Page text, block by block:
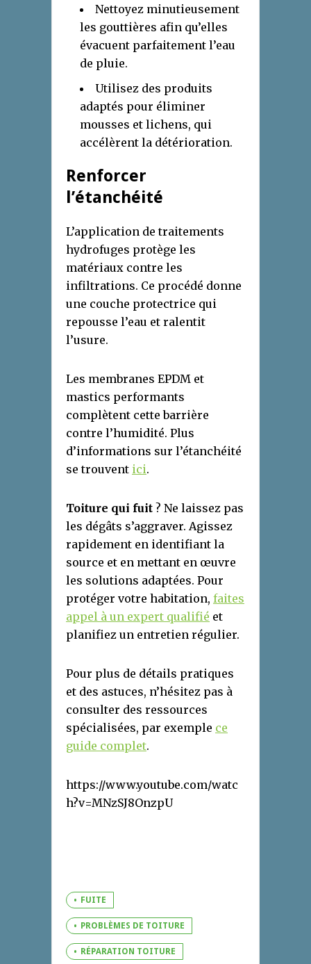
Nettoyez minutieusement
les gouttières afin qu’elles
évacuent parfaitement l’eau
de pluie.
Utilisez des produits
adaptés pour éliminer
mousses et lichens, qui
accélèrent la détérioration.
Renforcer
l’étanchéité
L’application de traitements
hydrofuges protège les
matériaux contre les
infiltrations. Ce procédé donne
une couche protectrice qui
repousse l’eau et ralentit
l’usure.
Les membranes EPDM et
mastics performants
complètent cette barrière
contre l’humidité. Plus
d’informations sur l’étanchéité
se trouvent ici.
Toiture qui fuit ? Ne laissez pas
les dégâts s’aggraver. Agissez
rapidement en identifiant la
source et en mettant en œuvre
les solutions adaptées. Pour
protéger votre habitation, faites
appel à un expert qualifié et
planifiez un entretien régulier.
Pour plus de détails pratiques
et des astuces, n’hésitez pas à
consulter des ressources
spécialisées, par exemple ce
guide complet.
https://www.youtube.com/watc
h?v=MNzSJ8OnzpU
FUITE
PROBLÈMES DE TOITURE
RÉPARATION TOITURE